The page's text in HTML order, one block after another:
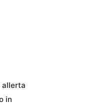
allerta
in